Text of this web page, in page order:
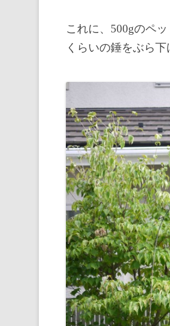
これに、500gのペ
くらいの錘をぶら下